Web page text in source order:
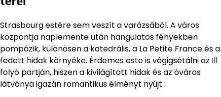
Strasbourg estére sem veszít a varázsából. A város
központja naplemente után hangulatos fényekben
pompázik, különösen a katedrális, a La Petite France és a
fedett hidak környéke. Érdemes este is végigsétálni az Ill
folyó partján, hiszen a kivilágított hidak és az óváros
látványa igazán romantikus élményt nyújt.